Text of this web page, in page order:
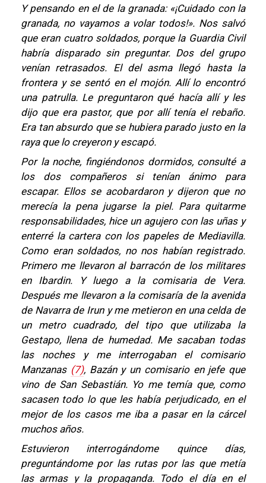
Y pensando en el de la granada: «¡Cuidado con la
granada, no vayamos a volar todos!». Nos salvó
que eran cuatro soldados, porque la Guardia Civil
habría disparado sin preguntar. Dos del grupo
venían retrasados. El del asma llegó hasta la
frontera y se sentó en el mojón. Allí lo encontró
una patrulla. Le preguntaron qué hacía allí y les
dijo que era pastor, que por allí tenía el rebaño.
Era tan absurdo que se hubiera parado justo en la
raya que lo creyeron y escapó.
Por la noche, fingiéndonos dormidos, consulté a
los dos compañeros si tenían ánimo para
escapar. Ellos se acobardaron y dijeron que no
merecía la pena jugarse la piel. Para quitarme
responsabilidades, hice un agujero con las uñas y
enterré la cartera con los papeles de Mediavilla.
Como eran soldados, no nos habían registrado.
Primero me llevaron al barracón de los militares
en Ibardin. Y luego a la comisaria de Vera.
Después me llevaron a la comisaría de la avenida
de Navarra de Irun y me metieron en una celda de
un metro cuadrado, del tipo que utilizaba la
Gestapo, llena de humedad. Me sacaban todas
las noches y me interrogaban el comisario
Manzanas (7), Bazán y un comisario en jefe que
vino de San Sebastián. Yo me temía que, como
sacasen todo lo que les había perjudicado, en el
mejor de los casos me iba a pasar en la cárcel
muchos años.
Estuvieron interrogándome quince días,
preguntándome por las rutas por las que metía
las armas y la propaganda. Todo el día en el